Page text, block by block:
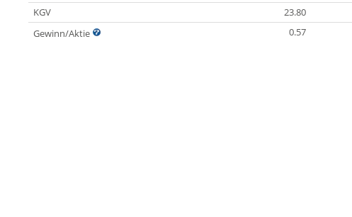
KGV
23.80
Gewinn/Aktie
0.57